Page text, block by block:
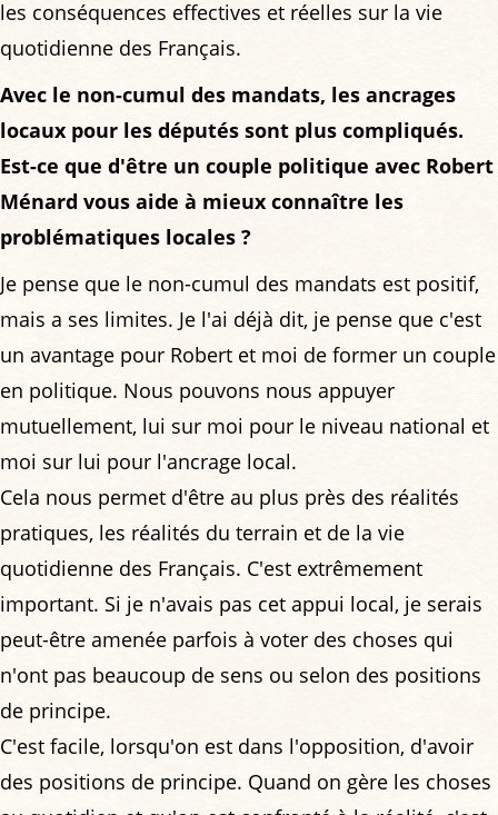
les conséquences effectives et réelles sur la vie
quotidienne des Français.
Avec le non-cumul des mandats, les ancrages
locaux pour les députés sont plus compliqués.
Est-ce que d'être un couple politique avec Robert
Ménard vous aide à mieux connaître les
problématiques locales ?
Je pense que le non-cumul des mandats est positif,
mais a ses limites. Je l'ai déjà dit, je pense que c'est
un avantage pour Robert et moi de former un couple
en politique. Nous pouvons nous appuyer
mutuellement, lui sur moi pour le niveau national et
moi sur lui pour l'ancrage local.
Cela nous permet d'être au plus près des réalités
pratiques, les réalités du terrain et de la vie
quotidienne des Français. C'est extrêmement
important. Si je n'avais pas cet appui local, je serais
peut-être amenée parfois à voter des choses qui
n'ont pas beaucoup de sens ou selon des positions
de principe.
C'est facile, lorsqu'on est dans l'opposition, d'avoir
des positions de principe. Quand on gère les choses